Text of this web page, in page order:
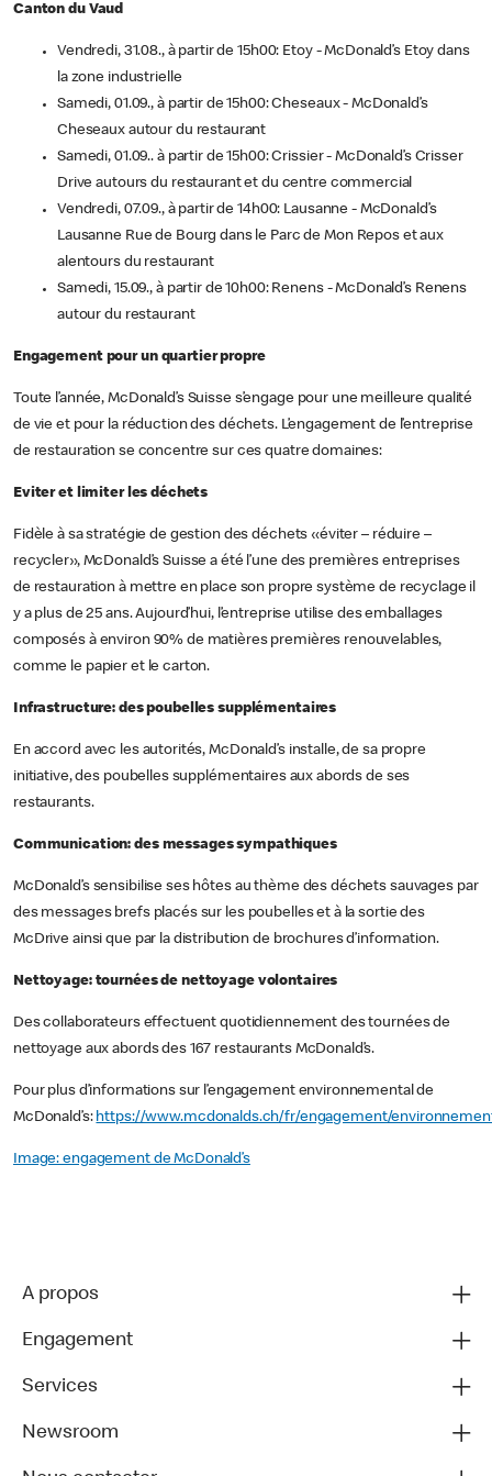
Canton du Vaud
Vendredi, 31.08., à partir de 15h00: Etoy - McDonald’s Etoy dans
la zone industrielle
Samedi, 01.09., à partir de 15h00: Cheseaux - McDonald’s
Cheseaux autour du restaurant
Samedi, 01.09.. à partir de 15h00: Crissier - McDonald’s Crisser
Drive autours du restaurant et du centre commercial
Vendredi, 07.09., à partir de 14h00: Lausanne - McDonald’s
Lausanne Rue de Bourg dans le Parc de Mon Repos et aux
alentours du restaurant
Samedi, 15.09., à partir de 10h00: Renens - McDonald’s Renens
autour du restaurant
Engagement pour un quartier propre
Toute l’année, McDonald’s Suisse s’engage pour une meilleure qualité
de vie et pour la réduction des déchets. L’engagement de l’entreprise
de restauration se concentre sur ces quatre domaines:
Eviter et limiter les déchets
Fidèle à sa stratégie de gestion des déchets «éviter – réduire –
recycler», McDonald’s Suisse a été l’une des premières entreprises
de restauration à mettre en place son propre système de recyclage il
y a plus de 25 ans. Aujourd’hui, l’entreprise utilise des emballages
composés à environ 90% de matières premières renouvelables,
comme le papier et le carton.
Infrastructure: des poubelles supplémentaires
En accord avec les autorités, McDonald’s installe, de sa propre
initiative, des poubelles supplémentaires aux abords de ses
restaurants.
Communication: des messages sympathiques
McDonald’s sensibilise ses hôtes au thème des déchets sauvages par
des messages brefs placés sur les poubelles et à la sortie des
McDrive ainsi que par la distribution de brochures d’information.
Nettoyage: tournées de nettoyage volontaires
Des collaborateurs effectuent quotidiennement des tournées de
nettoyage aux abords des 167 restaurants McDonald’s.
Pour plus d’informations sur l’engagement environnemental de
McDonald’s: https://www.mcdonalds.ch/fr/engagement/
Image: engagement de McDonald’s
A propos
Engagement
Services
Newsroom